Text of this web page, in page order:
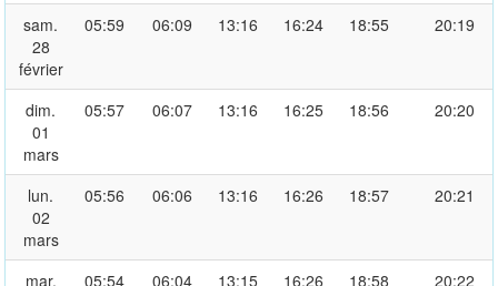
sam.
28
février
05:59 06:09 13:16 16:24 18:55 20:19
dim.
01
mars
05:57 06:07 13:16 16:25 18:56 20:20
lun.
02
mars
05:56 06:06 13:16 16:26 18:57 20:21
mar. 05:54 06:04 13:15 16:26 18:58 20:22